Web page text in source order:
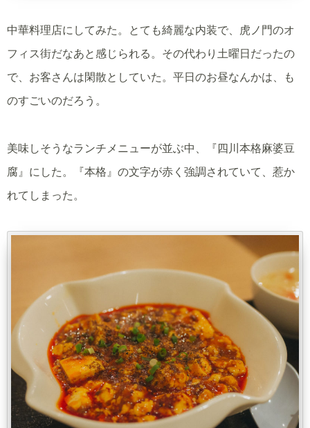
中華料理店にしてみた。とても綺麗な内装で、虎ノ門のオ
フィス街だなあと感じられる。その代わり土曜日だったの
で、お客さんは閑散としていた。平日のお昼なんかは、も
のすごいのだろう。
美味しそうなランチメニューが並ぶ中、『四川本格麻婆豆
腐』にした。『本格』の文字が赤く強調されていて、惹か
れてしまった。